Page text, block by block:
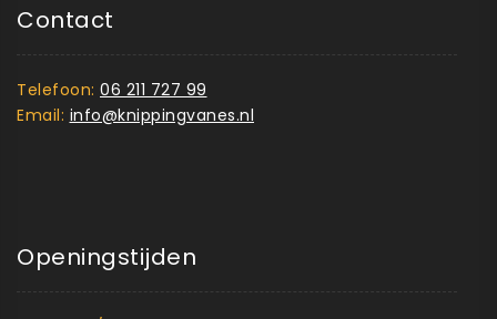
Contact
Telefoon: 06 211 727 99
Email: info@knippingvanes.nl
Openingstijden